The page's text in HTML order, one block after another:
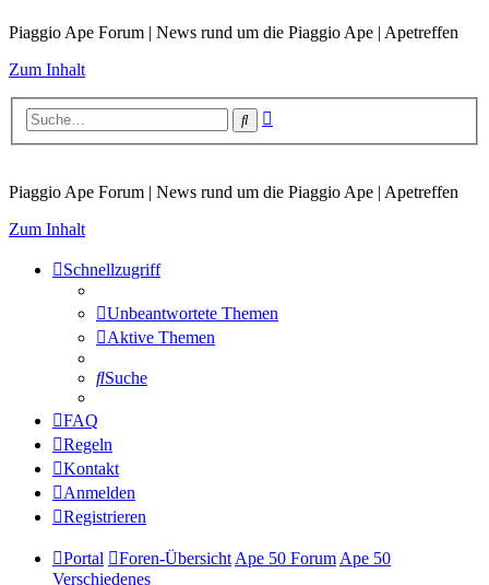
Piaggio Ape Forum | News rund um die Piaggio Ape | Apetreffen
Zum Inhalt
Suche
Piaggio Ape Forum | News rund um die Piaggio Ape | Apetreffen
Zum Inhalt
Schnellzugriff
Unbeantwortete Themen
Aktive Themen
Suche
FAQ
Regeln
Kontakt
Anmelden
Registrieren
Portal Foren-Übersicht Ape 50 Forum Ape 50
Verschiedenes